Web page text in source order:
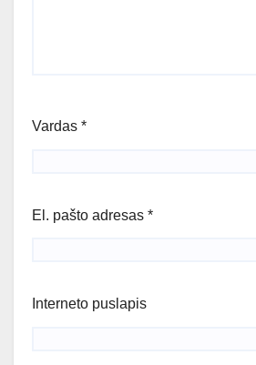
Vardas *
El. pašto adresas *
Interneto puslapis